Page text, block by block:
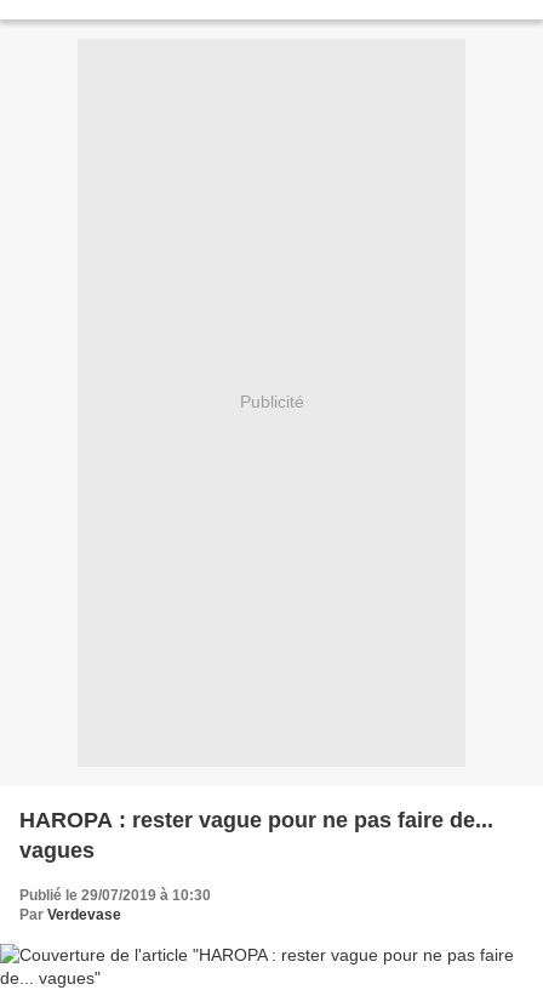
Publicité
HAROPA : rester vague pour ne pas faire de...
vagues
Publié le 29/07/2019 à 10:30
Par Verdevase